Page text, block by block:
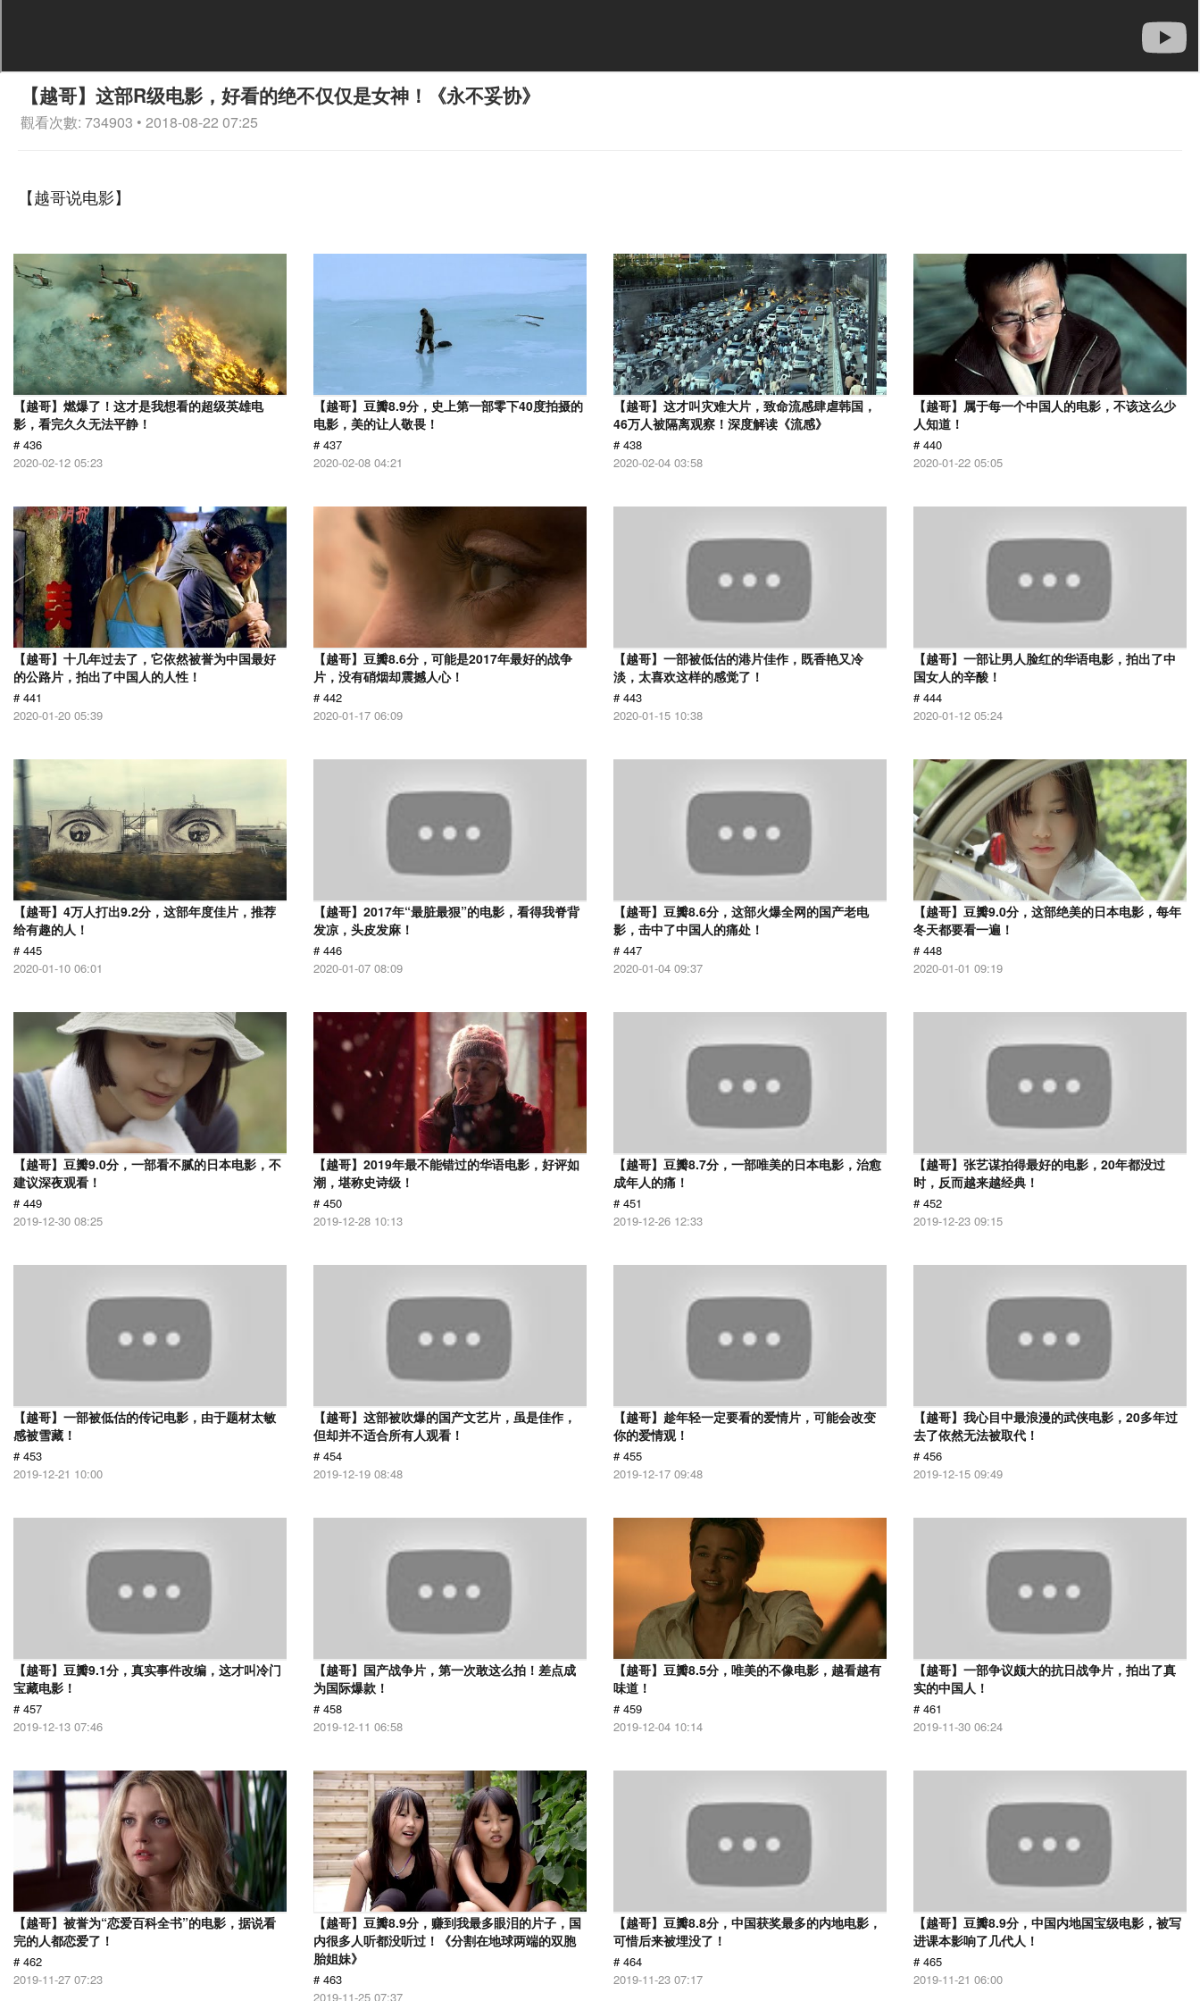
【越哥】这部R级电影，好看的绝不仅仅是女神！《永不妥协》
觀看次數: 734903 • 2018-08-22 07:25
【越哥说电影】
【越哥】燃爆了！这才是我想看的超级英雄电
影，看完久久无法平静！
# 436
2020-02-12 05:23
【越哥】豆瓣8.9分，史上第一部零下40度拍摄的
电影，美的让人敬畏！
# 437
2020-02-08 04:21
【越哥】这才叫灾难大片，致命流感肆虐韩国，
46万人被隔离观察！深度解读《流感》
# 438
2020-02-04 03:58
【越哥】属于每一个中国人的电影，不该这么少
人知道！
# 440
2020-01-22 05:05
【越哥】十几年过去了，它依然被誉为中国最好
的公路片，拍出了中国人的人性！
# 441
2020-01-20 05:39
【越哥】豆瓣8.6分，可能是2017年最好的战争
片，没有硝烟却震撼人心！
# 442
2020-01-17 06:09
【越哥】一部被低估的港片佳作，既香艳又冷
淡，太喜欢这样的感觉了！
# 443
2020-01-15 10:38
【越哥】一部让男人脸红的华语电影，拍出了中
国女人的辛酸！
# 444
2020-01-12 05:24
【越哥】4万人打出9.2分，这部年度佳片，推荐
给有趣的人！
# 445
2020-01-10 06:01
【越哥】2017年“最脏最狠”的电影，看得我脊背
发凉，头皮发麻！
# 446
2020-01-07 08:09
【越哥】豆瓣8.6分，这部火爆全网的国产老电
影，击中了中国人的痛处！
# 447
2020-01-04 09:37
【越哥】豆瓣9.0分，这部绝美的日本电影，每年
冬天都要看一遍！
# 448
2020-01-01 09:19
【越哥】豆瓣9.0分，一部看不腻的日本电影，不
建议深夜观看！
# 449
2019-12-30 08:25
【越哥】2019年最不能错过的华语电影，好评如
潮，堪称史诗级！
# 450
2019-12-28 10:13
【越哥】豆瓣8.7分，一部唯美的日本电影，治愈
成年人的痛！
# 451
2019-12-26 12:33
【越哥】张艺谋拍得最好的电影，20年都没过
时，反而越来越经典！
# 452
2019-12-23 09:15
【越哥】一部被低估的传记电影，由于题材太敏
感被雪藏！
# 453
2019-12-21 10:00
【越哥】这部被吹爆的国产文艺片，虽是佳作，
但却并不适合所有人观看！
# 454
2019-12-19 08:48
【越哥】趁年轻一定要看的爱情片，可能会改变
你的爱情观！
# 455
2019-12-17 09:48
【越哥】我心目中最浪漫的武侠电影，20多年过
去了依然无法被取代！
# 456
2019-12-15 09:49
【越哥】豆瓣9.1分，真实事件改编，这才叫冷门
宝藏电影！
# 457
2019-12-13 07:46
【越哥】国产战争片，第一次敢这么拍！差点成
为国际爆款！
# 458
2019-12-11 06:58
【越哥】豆瓣8.5分，唯美的不像电影，越看越有
味道！
# 459
2019-12-04 10:14
【越哥】一部争议颇大的抗日战争片，拍出了真
实的中国人！
# 461
2019-11-30 06:24
【越哥】被誉为“恋爱百科全书”的电影，据说看
完的人都恋爱了！
# 462
2019-11-27 07:23
【越哥】豆瓣8.9分，赚到我最多眼泪的片子，国
内很多人听都没听过！《分割在地球两端的双胞
胎姐妹》
# 463
2019-11-25 07:37
【越哥】豆瓣8.8分，中国获奖最多的内地电影，
可惜后来被埋没了！
# 464
2019-11-23 07:17
【越哥】豆瓣8.9分，中国内地国宝级电影，被写
进课本影响了几代人！
# 465
2019-11-21 06:00